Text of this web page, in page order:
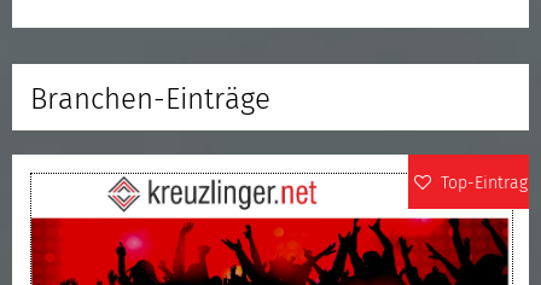
Branchen-Einträge
Top-Eintrag